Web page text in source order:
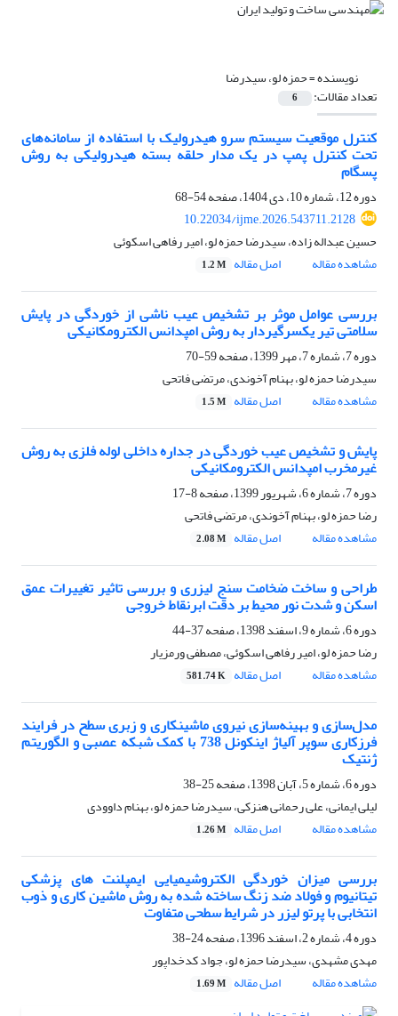
نویسنده =حمزه لو، سیدرضا
تعداد مقالات: 6
کنترل موقعیت سیستم سرو هیدرولیک با استفاده از سامانههای
تحت کنترل پمپ در یک مدار حلقه بسته هیدرولیکی به روش
پسگام
دوره 12، شماره 10، دی 1404، صفحه
54-68
10.22034/ijme.2026.543711.2128
حسین عبداله زاده، سیدرضا حمزه لو، امیر رفاهی اسکوئی
مشاهده مقاله
اصل مقاله 1.2 M
بررسی عوامل موثر بر تشخیص عیب ناشی از خوردگی در پایش
سلامتی تیر یکسرگیردار به روش امپدانس الکترومکانیکی
دوره 7، شماره 7، مهر 1399، صفحه
59-70
سیدرضا حمزه لو، بهنام آخوندی، مرتضی فاتحی
مشاهده مقاله
اصل مقاله 1.5 M
پایش و تشخیص عیب خوردگی در جداره داخلی لوله فلزی به روش
غیرمخرب امپدانس الکترومکانیکی
دوره 7، شماره 6، شهریور 1399، صفحه
8-17
رضا حمزه لو، بهنام آخوندی، مرتضی فاتحی
مشاهده مقاله
اصل مقاله 2.08 M
طراحی و ساخت ضخامت سنج لیزری و بررسی تاثیر تغییرات عمق
اسکن و شدت نور محیط بر دقت ابرنقاط خروجی
دوره 6، شماره 9، اسفند 1398، صفحه
37-44
رضا حمزه لو، امیر رفاهی اسکوئی، مصطفی ورمزیار
مشاهده مقاله
اصل مقاله 581.74 K
مدل‌سازی و بهینه‌سازی نیروی ماشینکاری و زبری سطح در فرایند
فرزکاری سوپر آلیاژ اینکونل 738 با کمک شبکه عصبی و الگوریتم
ژنتیک
دوره 6، شماره 5، آبان 1398، صفحه
25-38
لیلی ایمانی، علی رحمانی هنزکی، سیدرضا حمزه لو، بهنام داوودی
مشاهده مقاله
اصل مقاله 1.26 M
بررسی میزان خوردگی الکتروشیمیایی ایمپلنت های پزشکی
تیتانیوم و فولاد ضد زنگ ساخته شده به روش ماشین کاری و ذوب
انتخابی با پرتو لیزر در شرایط سطحی متفاوت
دوره 4، شماره 2، اسفند 1396، صفحه
24-38
مهدی مشهدی، سیدرضا حمزه لو، جواد کدخداپور
مشاهده مقاله
اصل مقاله 1.69 M